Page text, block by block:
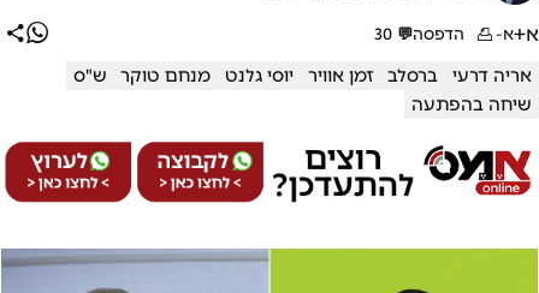
א+א- הדפסה💬
30
אריה דרעי ברסלב זמן אוויר יוסי גלנט מנחם טוקר
ש"ס
שיחה בהפתעה